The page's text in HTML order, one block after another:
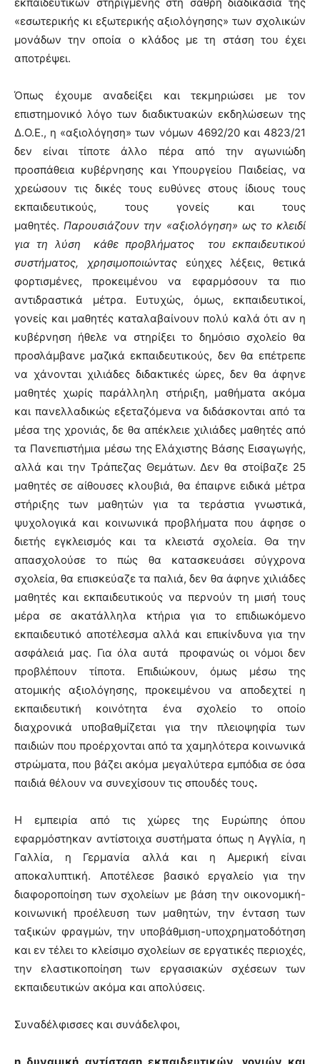
«εσωτερικής κι εξωτερικής αξιολόγησης» των σχολικών
μονάδων την οποία ο κλάδος με τη στάση του έχει
αποτρέψει.
Όπως έχουμε αναδείξει και τεκμηριώσει με τον
επιστημονικό λόγο των διαδικτυακών εκδηλώσεων της
Δ.Ο.Ε., η «αξιολόγηση» των νόμων 4692/20 και 4823/21
δεν είναι τίποτε άλλο πέρα από την αγωνιώδη
προσπάθεια κυβέρνησης και Υπουργείου Παιδείας, να
χρεώσουν τις δικές τους ευθύνες στους ίδιους τους
εκπαιδευτικούς, τους γονείς και τους
μαθητές.Παρουσιάζουν την «αξιολόγηση» ως το κλειδί
για τη λύση κάθε προβλήματος του εκπαιδευτικού
συστήματος, χρησιμοποιώντας εύηχες λέξεις, θετικά
φορτισμένες, προκειμένου να εφαρμόσουν τα πιο
αντιδραστικά μέτρα. Ευτυχώς, όμως, εκπαιδευτικοί,
γονείς και μαθητές καταλαβαίνουν πολύ καλά ότι αν η
κυβέρνηση ήθελε να στηρίξει το δημόσιο σχολείο θα
προσλάμβανε μαζικά εκπαιδευτικούς, δεν θα επέτρεπε
να χάνονται χιλιάδες διδακτικές ώρες, δεν θα άφηνε
μαθητές χωρίς παράλληλη στήριξη, μαθήματα ακόμα
και πανελλαδικώς εξεταζόμενα να διδάσκονται από τα
μέσα της χρονιάς, δε θα απέκλειε χιλιάδες μαθητές από
τα Πανεπιστήμια μέσω της Ελάχιστης Βάσης Εισαγωγής,
αλλά και την Τράπεζας Θεμάτων. Δεν θα στοίβαζε 25
μαθητές σε αίθουσες κλουβιά, θα έπαιρνε ειδικά μέτρα
στήριξης των μαθητών για τα τεράστια γνωστικά,
ψυχολογικά και κοινωνικά προβλήματα που άφησε ο
διετής εγκλεισμός και τα κλειστά σχολεία. Θα την
απασχολούσε το πώς θα κατασκευάσει σύγχρονα
σχολεία, θα επισκεύαζε τα παλιά, δεν θα άφηνε χιλιάδες
μαθητές και εκπαιδευτικούς να περνούν τη μισή τους
μέρα σε ακατάλληλα κτήρια για το επιδιωκόμενο
εκπαιδευτικό αποτέλεσμα αλλά και επικίνδυνα για την
ασφάλειά μας. Για όλα αυτά προφανώς οι νόμοι δεν
προβλέπουν τίποτα. Επιδιώκουν, όμως μέσω της
ατομικής αξιολόγησης, προκειμένου να αποδεχτεί η
εκπαιδευτική κοινότητα ένα σχολείο το οποίο
διαχρονικά υποβαθμίζεται για την πλειοψηφία των
παιδιών που προέρχονται από τα χαμηλότερα κοινωνικά
στρώματα, που βάζει ακόμα μεγαλύτερα εμπόδια σε όσα
παιδιά θέλουν να συνεχίσουν τις σπουδές τους.
Η εμπειρία από τις χώρες της Ευρώπης όπου
εφαρμόστηκαν αντίστοιχα συστήματα όπως η Αγγλία, η
Γαλλία, η Γερμανία αλλά και η Αμερική είναι
αποκαλυπτική. Αποτέλεσε βασικό εργαλείο για την
διαφοροποίηση των σχολείων με βάση την οικονομική-
κοινωνική προέλευση των μαθητών, την ένταση των
ταξικών φραγμών, την υποβάθμιση-υποχρηματοδότηση
και εν τέλει το κλείσιμο σχολείων σε εργατικές περιοχές,
την ελαστικοποίηση των εργασιακών σχέσεων των
εκπαιδευτικών ακόμα και απολύσεις.
Συναδέλφισσες και συνάδελφοι,